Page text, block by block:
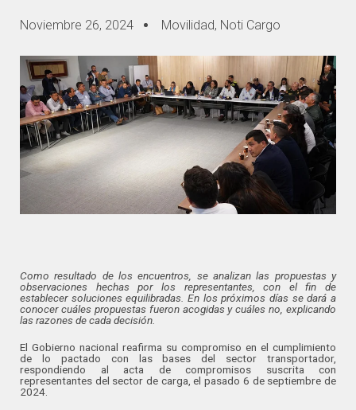
Noviembre 26, 2024 Movilidad, Noti Cargo
Como resultado de los encuentros, se analizan las propuestas y
observaciones hechas por los representantes, con el fin de
establecer soluciones equilibradas. En los próximos días se dará a
conocer cuáles propuestas fueron acogidas y cuáles no, explicando
las razones de cada decisión.
El Gobierno nacional reafirma su compromiso en el cumplimiento
de lo pactado con las bases del sector transportador,
respondiendo al acta de compromisos suscrita con
representantes del sector de carga, el pasado 6 de septiembre de
2024.